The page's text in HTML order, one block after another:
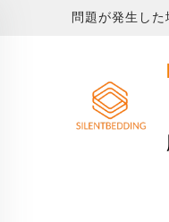
問題が発生した